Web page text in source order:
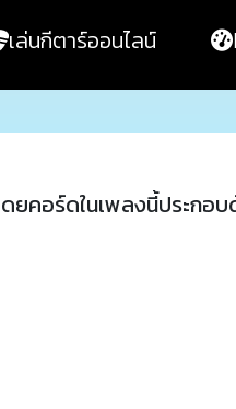
เล่นกีตาร์ออนไลน์
ยคอร์ดในเพลงนี้ประกอบ